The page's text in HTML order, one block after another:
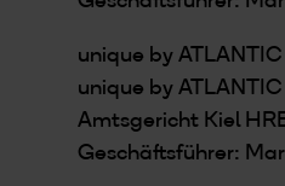
unique by
unique by
Amtsgericht Kiel
Geschäftsführer: